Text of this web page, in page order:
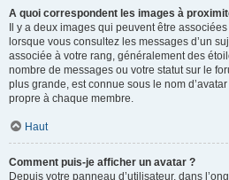
A quoi correspondent les images à
Il y a deux images qui peuvent être
lorsque vous consultez les messages d’un
associée à votre rang, généralement des
nombre de messages ou votre statut sur le
plus grande, est connue sous le nom
propre à chaque membre.
Haut
Comment puis-je afficher un avatar ?
Depuis votre panneau d’utilisateur, dans